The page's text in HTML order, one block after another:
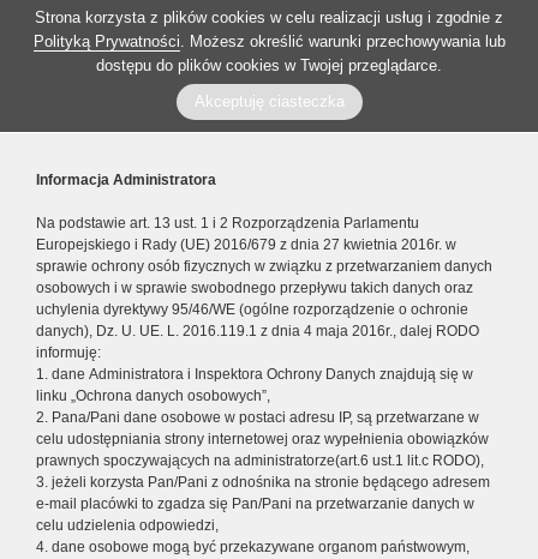
Strona korzysta z plików cookies w celu realizacji usług i zgodnie z
Polityką Prywatności. Możesz określić warunki przechowywania lub
dostępu do plików cookies w Twojej przeglądarce.
Akceptuję ciasteczka
Informacja Administratora
Na podstawie art. 13 ust. 1 i 2 Rozporządzenia Parlamentu
Europejskiego i Rady (UE) 2016/679 z dnia 27 kwietnia 2016r. w
sprawie ochrony osób fizycznych w związku z przetwarzaniem danych
osobowych i w sprawie swobodnego przepływu takich danych oraz
uchylenia dyrektywy 95/46/WE (ogólne rozporządzenie o ochronie
danych), Dz. U. UE. L. 2016.119.1 z dnia 4 maja 2016r., dalej RODO
informuję:
1. dane Administratora i Inspektora Ochrony Danych znajdują się w
linku „Ochrona danych osobowych”,
2. Pana/Pani dane osobowe w postaci adresu IP, są przetwarzane w
celu udostępniania strony internetowej oraz wypełnienia obowiązków
prawnych spoczywających na administratorze(art.6 ust.1 lit.c RODO),
3. jeżeli korzysta Pan/Pani z odnośnika na stronie będącego adresem
e-mail placówki to zgadza się Pan/Pani na przetwarzanie danych w
celu udzielenia odpowiedzi,
4. dane osobowe mogą być przekazywane organom państwowym,